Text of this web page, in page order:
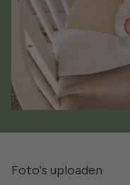
Foto's uploaden